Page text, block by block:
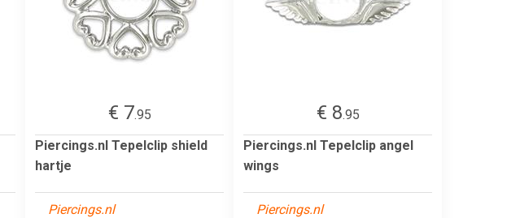
€ 7.95
Piercings.nl Tepelclip shield
hartje
Piercings.nl
€ 8.95
Piercings.nl Tepelclip angel
wings
Piercings.nl